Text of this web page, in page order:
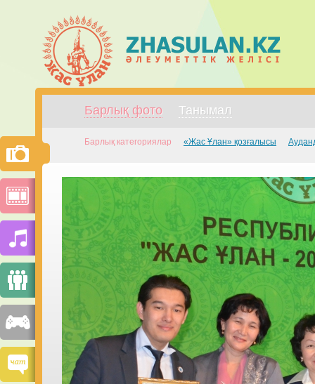
Барлық фото Танымал
Барлық категориялар «Жас Ұлан» қозғалысы